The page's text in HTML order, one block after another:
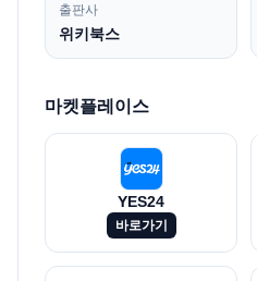
출판사
위키북스
마켓플레이스
YES24
바로가기